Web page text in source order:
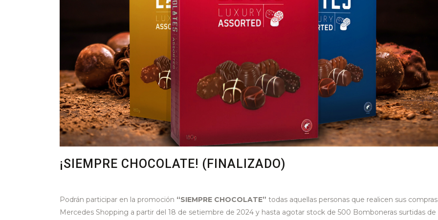
¡SIEMPRE CHOCOLATE! (FINALIZADO)
Podrán participar en la promoción “SIEMPRE CHOCOLATE” todas aquellas personas que realicen sus
Mercedes Shopping a partir del 18 de setiembre de 2024 y hasta agotar stock de 500 Bomboneras surtidas de